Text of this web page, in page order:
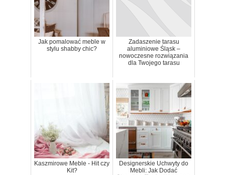
Jak pomalować meble w
stylu shabby chic?
Zadaszenie tarasu
aluminiowe Śląsk –
nowoczesne rozwiązania
dla Twojego tarasu
Kaszmirowe Meble - Hit czy
Kit?
Designerskie Uchwyty do
Mebli: Jak Dodać